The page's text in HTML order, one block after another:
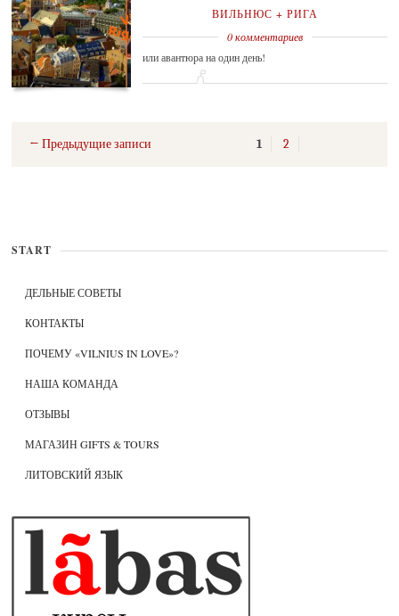
ВИЛЬНЮС + РИГА
0 комментариев
или авантюра на один день!
1 2
← Предыдущие записи
START
ДЕЛЬНЫЕ СОВЕТЫ
КОНТАКТЫ
ПОЧЕМУ «VILNIUS IN LOVE»?
НАША КОМАНДА
ОТЗЫВЫ
МАГАЗИН GIFTS & TOURS
ЛИТОВСКИЙ ЯЗЫК